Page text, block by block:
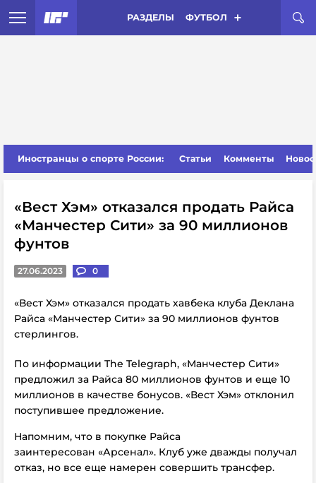
РАЗДЕЛЫ ФУТБОЛ
Иностранцы о спорте России: Статьи Комменты
«Вест Хэм» отказался продать Райса
«Манчестер Сити» за 90 миллионов
фунтов
27.06.2023 0
«Вест Хэм» отказался продать хавбека клуба Деклана
Райса «Манчестер Сити» за 90 миллионов фунтов
стерлингов.
По информации The Telegraph, «Манчестер Сити»
предложил за Райса 80 миллионов фунтов и еще 10
миллионов в качестве бонусов. «Вест Хэм» отклонил
поступившее предложение.
Напомним, что в покупке Райса
заинтересован «Арсенал». Клуб уже дважды получал
отказ, но все еще намерен совершить трансфер.